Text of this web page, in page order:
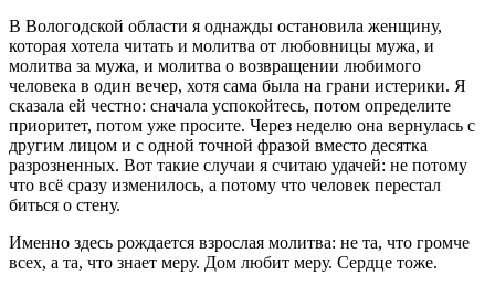
В Вологодской области я однажды остановила женщину,
которая хотела читать и молитва от любовницы мужа, и
молитва за мужа, и молитва о возвращении любимого
человека в один вечер, хотя сама была на грани истерики. Я
сказала ей честно: сначала успокойтесь, потом определите
приоритет, потом уже просите. Через неделю она вернулась с
другим лицом и с одной точной фразой вместо десятка
разрозненных. Вот такие случаи я считаю удачей: не потому
что всё сразу изменилось, а потому что человек перестал
биться о стену.
Именно здесь рождается взрослая молитва: не та, что громче
всех, а та, что знает меру. Дом любит меру. Сердце тоже.